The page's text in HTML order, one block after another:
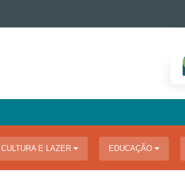
CULTURA E LAZER EDUCAÇÃO